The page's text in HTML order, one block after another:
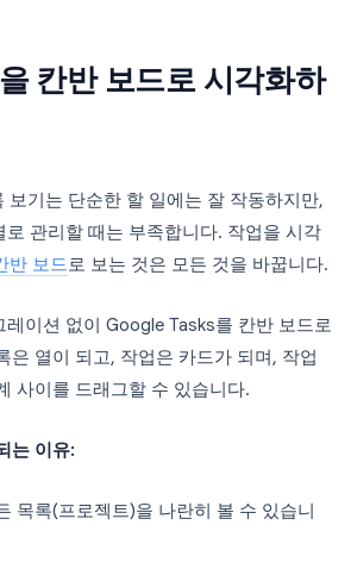
칸반 보드로 시각화하
보기는 단순한 할 일에는 잘 작동하지만,
로 관리할 때는 부족합니다. 작업을 시각
반 보드로 보는 것은 모든 것을 바꿉니다.
레이션 없이 Google Tasks를 칸반 보드로
은 열이 되고, 작업은 카드가 되며, 작업
사이를 드래그할 수 있습니다.
는 이유:
목록(프로젝트)을 나란히 볼 수 있습니